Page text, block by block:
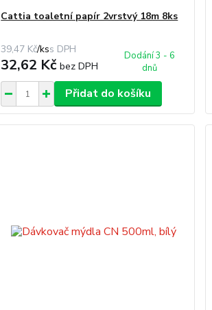
Cattia toaletní papír 2vrstvý 18m 8ks
39,47 Kč/ks
32,62 Kčbez DPH
Dodání 3 - 6
dnů
Přidat do košíku